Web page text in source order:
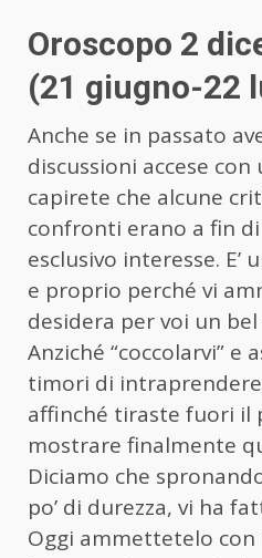
Oroscopo 2
(21 giugno-22
Anche se in passato
discussioni accese con
capirete che alcune
confronti erano a fin
esclusivo interesse. E’
e proprio perché vi
desidera per voi un
Anziché “coccolarvi” e
timori di
affinché tiraste fuori il
mostrare finalmente
Diciamo che
po’ di durezza, vi ha
Oggi ammettetelo